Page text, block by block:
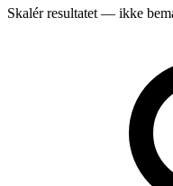
Skalér resultatet — ikke